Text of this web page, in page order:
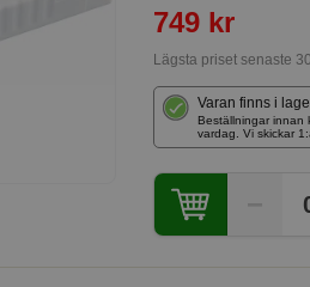
749 kr
Lägsta priset senaste
Varan finns i
Beställningar innan
vardag. Vi skickar